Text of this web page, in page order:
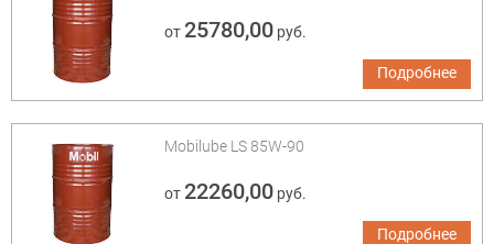
от 25780,00руб.
Подробнее
Mobilube LS 85W-90
от 22260,00руб.
Подробнее